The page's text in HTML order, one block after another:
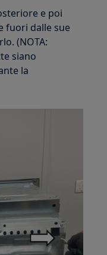
e poi
fuori dalle sue
(NOTA:
siano
la